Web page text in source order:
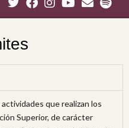
que realizan los
Superior, de carácter